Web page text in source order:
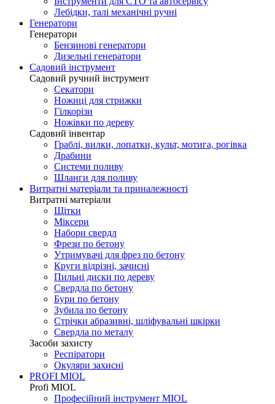
Лебідки, талі механічні ручні
Генератори
Генератори
Бензинові генератори
Дизельні генератори
Садовий інструмент
Садовий ручний інструмент
Секатори
Ножиці для стрижки
Гілкорізи
Ножівки по дереву
Садовий інвентар
Граблі, вилки, лопатки, культ, мотига, рогівка
Драбини
Системи поливу
Шланги для поливу
Витратні матеріали та приналежності
Витратні матеріали
Щітки
Міксери
Набори свердл
Фрези по бетону
Утримувачі для фрез по бетону
Круги відрізні, зачисні
Пильні диски по дереву
Свердла по бетону
Бури по бетону
Зубила по бетону
Стрічки абразивні, шліфувальні шкірки
Свердла по металу
Засоби захисту
Респіратори
Окуляри захисні
PROFI MIOL
Profi MIOL
Професійний інструмент MIOL